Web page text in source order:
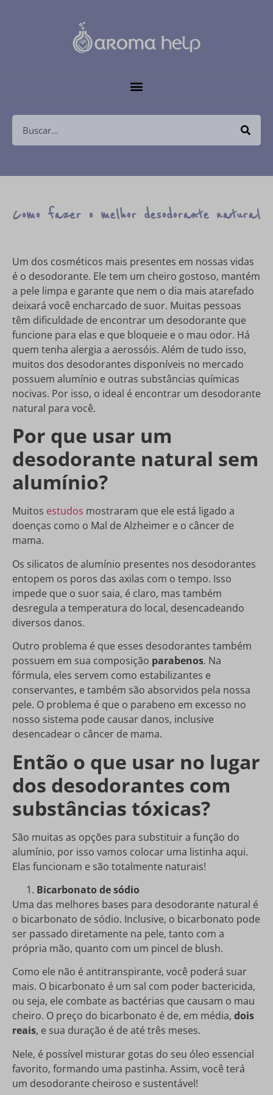
Como fazer o melhor desodorante natural
Um dos cosméticos mais presentes em nossas vidas
é o desodorante. Ele tem um cheiro gostoso, mantém
a pele limpa e garante que nem o dia mais atarefado
deixará você encharcado de suor. Muitas pessoas
têm dificuldade de encontrar um desodorante que
funcione para elas e que bloqueie e o mau odor. Há
quem tenha alergia a aerossóis. Além de tudo isso,
muitos dos desodorantes disponíveis no mercado
possuem alumínio e outras substâncias químicas
nocivas. Por isso, o ideal é encontrar um desodorante
natural para você.
Por que usar um
desodorante natural sem
alumínio?
Muitos estudos mostraram que ele está ligado a
doenças como o Mal de Alzheimer e o câncer de
mama.
Os silicatos de alumínio presentes nos desodorantes
entopem os poros das axilas com o tempo. Isso
impede que o suor saia, é claro, mas também
desregula a temperatura do local, desencadeando
diversos danos.
Outro problema é que esses desodorantes também
possuem em sua composição parabenos. Na
fórmula, eles servem como estabilizantes e
conservantes, e também são absorvidos pela nossa
pele. O problema é que o parabeno em excesso no
nosso sistema pode causar danos, inclusive
desencadear o câncer de mama.
Então o que usar no lugar
dos desodorantes com
substâncias tóxicas?
São muitas as opções para substituir a função do
alumínio, por isso vamos colocar uma listinha aqui.
Elas funcionam e são totalmente naturais!
Bicarbonato de sódio
Uma das melhores bases para desodorante natural é
o bicarbonato de sódio. Inclusive, o bicarbonato pode
ser passado diretamente na pele, tanto com a
própria mão, quanto com um pincel de blush.
Como ele não é antitranspirante, você poderá suar
mais. O bicarbonato é um sal com poder bactericida,
ou seja, ele combate as bactérias que causam o mau
cheiro. O preço do bicarbonato é de, em média, dois
reais, e sua duração é de até três meses.
Nele, é possível misturar gotas do seu óleo essencial
favorito, formando uma pastinha. Assim, você terá
um desodorante cheiroso e sustentável!